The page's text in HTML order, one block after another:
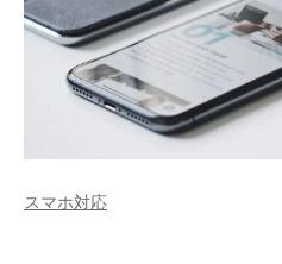
スマホ対応